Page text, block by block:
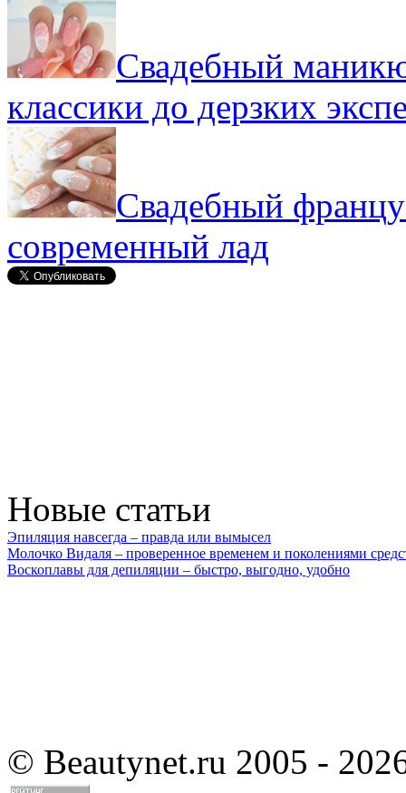
Свадебный
классики до дерзких
Свадебный
современный лад
Новые статьи
Эпиляция навсегда – правда или вымысел
Молочко Видаля – проверенное временем и поколениями
Воскоплавы для депиляции – быстро, выгодно, удобно
© Beautynet.ru 2005 -